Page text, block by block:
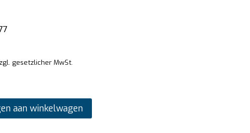
gesetzlicher MwSt.
aan winkelwagen